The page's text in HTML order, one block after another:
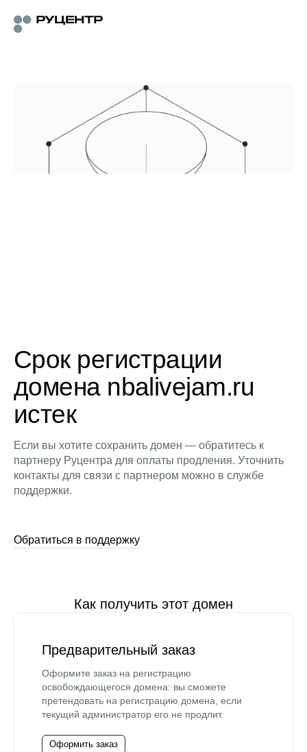
Срок регистрации
домена nbalivejam.ru
истек
Если вы хотите сохранить домен — обратитесь к
партнеру Руцентра для оплаты продления. Уточнить
контакты для связи с партнером можно в службе
поддержки.
Обратиться в поддержку
Как получить этот домен
Предварительный заказ
Оформите заказ на регистрацию
освобождающегося домена: вы сможете
претендовать на регистрацию домена, если
текущий администратор его не продлит.
Оформить заказ